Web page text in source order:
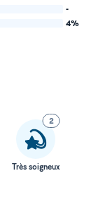
-
4%
2
Très soigneux